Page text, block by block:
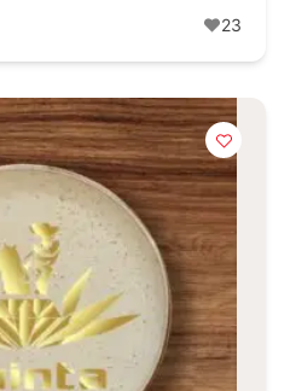
23